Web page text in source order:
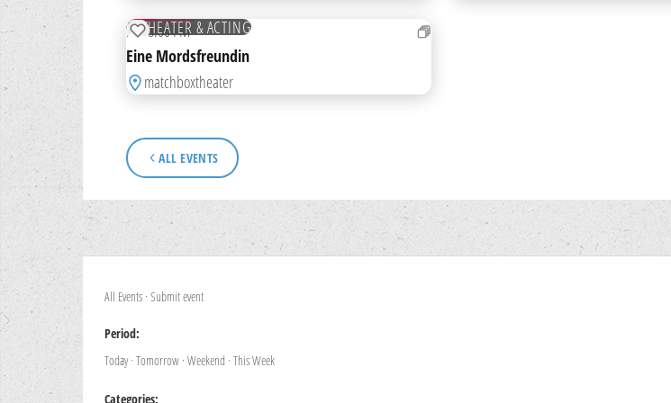
THEATER & ACTING
ADD TO WATCHLIST
FRI8:00 PM
Eine Mordsfreundin
matchboxtheater
ALL EVENTS
All Events · Submit event
Period:
Today· Tomorrow · Weekend · This Week
Categories: